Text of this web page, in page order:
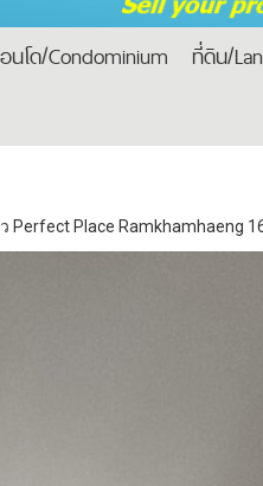
นโด/Condominium ที่ดิน/
Perfect Place Ramkhamhaeng